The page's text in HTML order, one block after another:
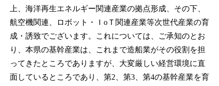
上、海洋再生エネルギー関連産業の拠点形成、その下、
航空機関連、ロボット・ＩoＴ関連産業等次世代産業の育
成・誘致でございます。これについては、ご承知のとお
り、本県の基幹産業は、これまで造船業がその役割を担
ってきたところでありますが、大変厳しい経営環境に直
面しているところであり、第2、第3、第4の基幹産業を育